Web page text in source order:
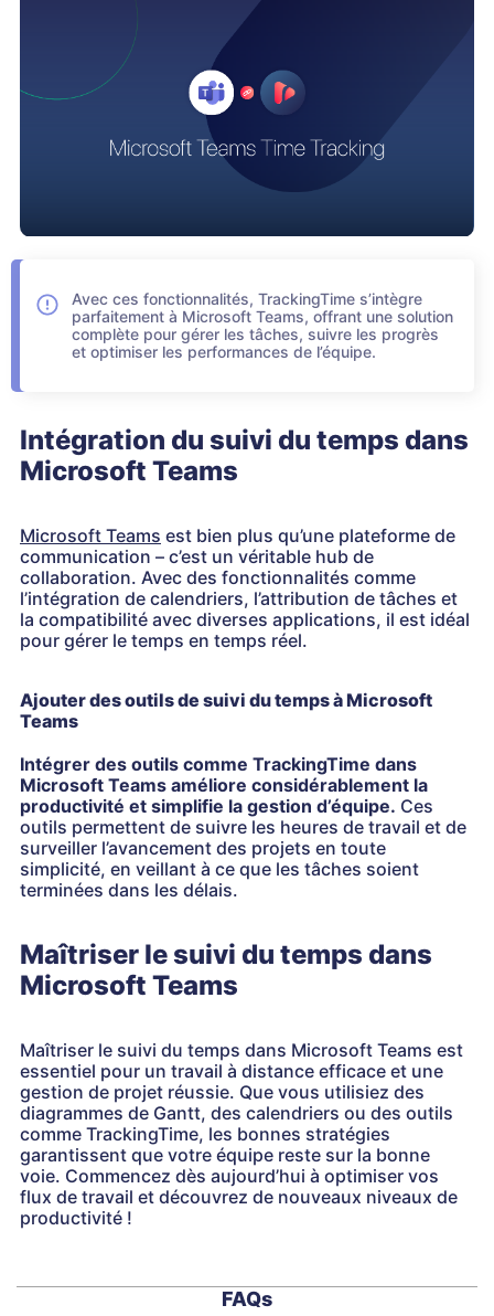
Avec ces fonctionnalités, TrackingTime s’intègre
parfaitement à Microsoft Teams, offrant une solution
complète pour gérer les tâches, suivre les progrès
et optimiser les performances de l’équipe.
Intégration du suivi du temps dans
Microsoft Teams
Microsoft Teams est bien plus qu’une plateforme de
communication – c’est un véritable hub de
collaboration. Avec des fonctionnalités comme
l’intégration de calendriers, l’attribution de tâches et
la compatibilité avec diverses applications, il est idéal
pour gérer le temps en temps réel.
Ajouter des outils de suivi du temps à Microsoft
Teams
Intégrer des outils comme TrackingTime dans
Microsoft Teams améliore considérablement la
productivité et simplifie la gestion d’équipe. Ces
outils permettent de suivre les heures de travail et de
surveiller l’avancement des projets en toute
simplicité, en veillant à ce que les tâches soient
terminées dans les délais.
Maîtriser le suivi du temps dans
Microsoft Teams
Maîtriser le suivi du temps dans Microsoft Teams est
essentiel pour un travail à distance efficace et une
gestion de projet réussie. Que vous utilisiez des
diagrammes de Gantt, des calendriers ou des outils
comme TrackingTime, les bonnes stratégies
garantissent que votre équipe reste sur la bonne
voie. Commencez dès aujourd’hui à optimiser vos
flux de travail et découvrez de nouveaux niveaux de
productivité !
FAQs